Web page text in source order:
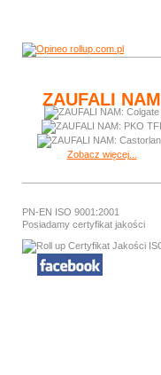
ZAUFALI NAM
Zobacz więcej...
PN-EN ISO 9001:2001
Posiadamy certyfikat jakości